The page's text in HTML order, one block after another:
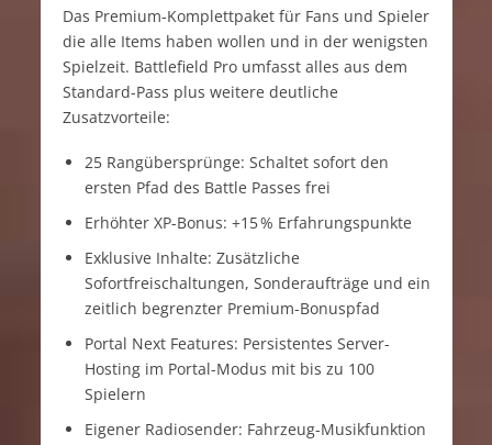
Das Premium-Komplettpaket für Fans und Spieler
die alle Items haben wollen und in der wenigsten
Spielzeit. Battlefield Pro umfasst alles aus dem
Standard-Pass plus weitere deutliche
Zusatzvorteile:
25 Rangübersprünge: Schaltet sofort den
ersten Pfad des Battle Passes frei
Erhöhter XP-Bonus: +15 % Erfahrungspunkte
Exklusive Inhalte: Zusätzliche
Sofortfreischaltungen, Sonderaufträge und ein
zeitlich begrenzter Premium-Bonuspfad
Portal Next Features: Persistentes Server-
Hosting im Portal-Modus mit bis zu 100
Spielern
Eigener Radiosender: Fahrzeug-Musikfunktion